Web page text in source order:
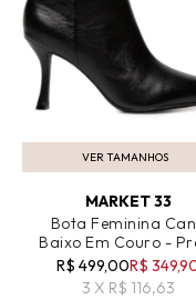
VER TAMANHOS
ADICIONAR AO CARRINHO
MARKET 33
Bota Feminina
Baixo Em Couro -
R$ 499,00R$
3 X R$ 116,63